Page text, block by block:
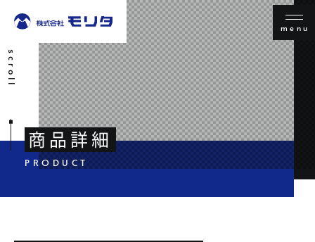
scroll
menu
商品詳細